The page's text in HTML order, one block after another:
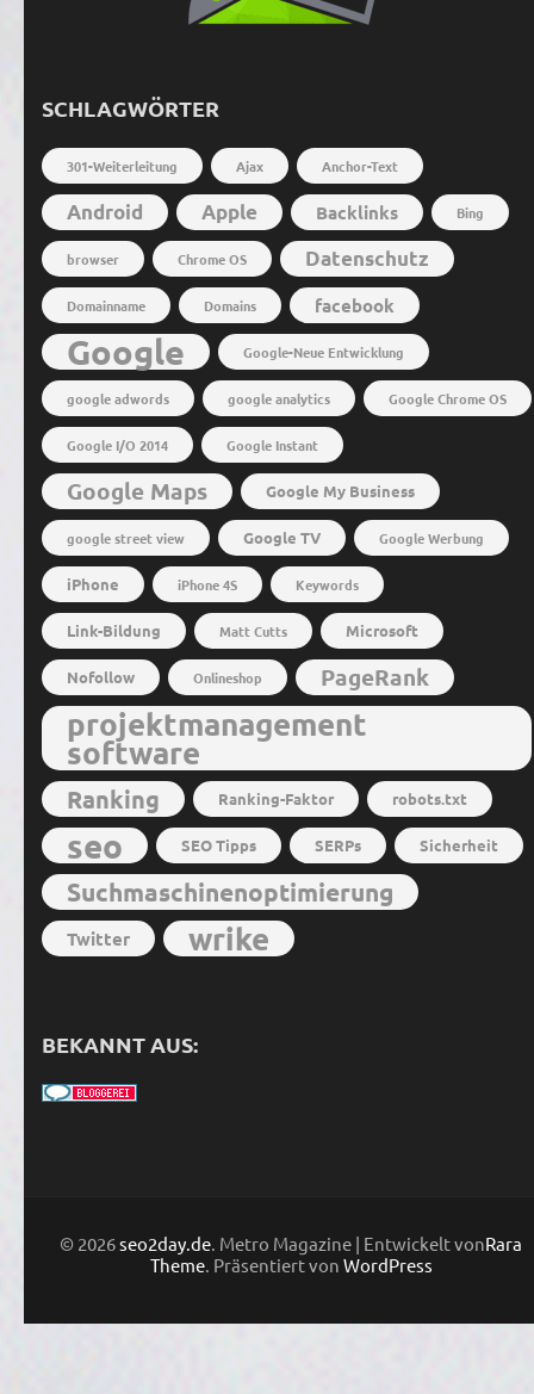
SCHLAGWÖRTER
301-Weiterleitung Ajax Anchor-Text
Android Apple Backlinks Bing
browser Chrome OS Datenschutz
Domainname Domains facebook
Google Google-Neue Entwicklung
google adwords google analytics Google Chrome OS
Google I/O 2014 Google Instant
Google Maps Google My Business
google street view Google TV Google Werbung
iPhone iPhone 4S Keywords
Link-Bildung Matt Cutts Microsoft
Nofollow Onlineshop PageRank
projektmanagement
software
Ranking Ranking-Faktor robots.txt
seo SEO Tipps SERPs Sicherheit
Suchmaschinenoptimierung
Twitter wrike
BEKANNT AUS:
© 2026seo2day.de. Metro Magazine | Entwickelt vonRara
Theme. Präsentiert von WordPress